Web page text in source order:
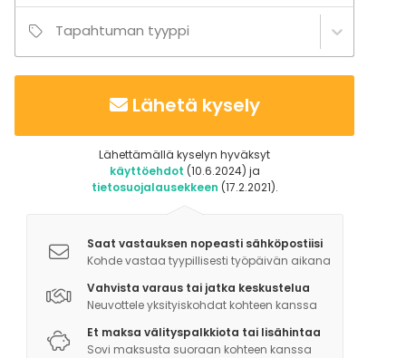
vaihdella tilaisuuden ajankohdan sekä
henkilömäärän mukaan, joten kysy tarjousta!
Tapahtuman tyyppi
Lähetä kysely
Lähettämällä kyselyn hyväksyt
käyttöehdot (10.6.2024) ja
tietosuojalausekkeen (17.2.2021).
Saat vastauksen nopeasti sähköpostiisi
Kohde vastaa tyypillisesti työpäivän aikana
Vahvista varaus tai jatka keskustelua
Neuvottele yksityiskohdat kohteen kanssa
Et maksa välityspalkkiota tai lisähintaa
Sovi maksusta suoraan kohteen kanssa